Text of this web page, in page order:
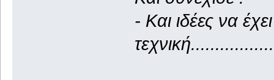
- Και ιδέες να